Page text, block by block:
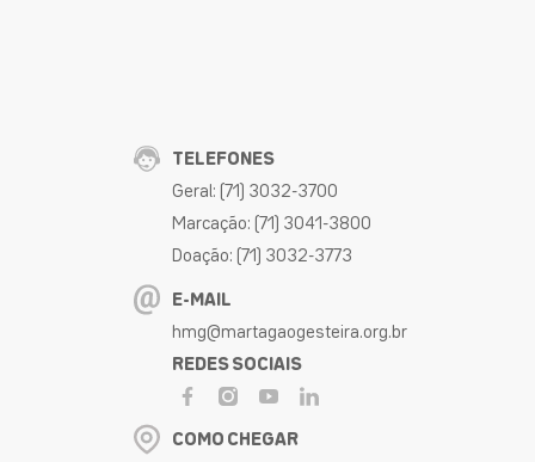
TELEFONES
Geral: (71) 3032-3700
Marcação: (71) 3041-3800
Doação: (71) 3032-3773
E-MAIL
hmg@martagaogesteira.org.br
REDES SOCIAIS
COMO CHEGAR